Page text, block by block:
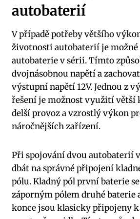
autobaterií
V případě potřeby většího
životnosti autobaterií je možné
autobaterie v sérii. Tímto
dvojnásobnou napětí a
výstupní napětí 12V. Jednou z
řešení je možnost využití větší
delší provoz a vzrostlý výkon
náročnějších zařízení.
Při spojování dvou autobaterií
dbát na správné připojení
pólu. Kladný pól první baterie
záporným pólem druhé baterie
konce jsou klasicky připojeny